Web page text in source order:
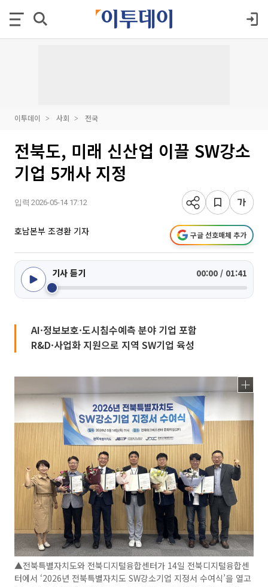
이투데이 사회 전국
전북도, 미래 신산업 이끌 SW강소
기업 5개사 지정
입력 2026-05-14 17:12
호남본부 조경환 기자 구글 선호매체 추가
기사 듣기 00:00 / 01:41
AI·정보보호·도시침수예측 분야 기업 포함
R&D·사업화 지원으로 지역 SW기업 육성
▲전북특별자치도와 전북디지털융합센터가 14일 전북디지털융합센
터에서 ‘2026년 전북특별자치도 SW강소기업 지정서 수여식’을 열고